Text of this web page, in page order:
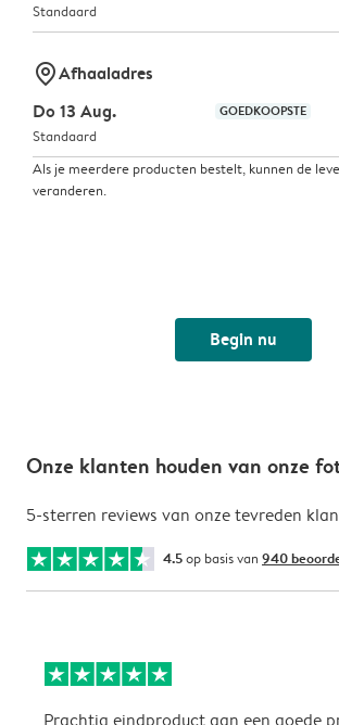
Standaard
marker-pinAfhaaladres
Do 13 Aug.
GOEDKOOPSTE
Standaard
Als je meerdere producten bestelt, kunnen de
veranderen.
Begin nu
Onze klanten houden van onze
5-sterren reviews van onze tevreden
4.5op basis van 940
Prachtig eindproduct aan een goede